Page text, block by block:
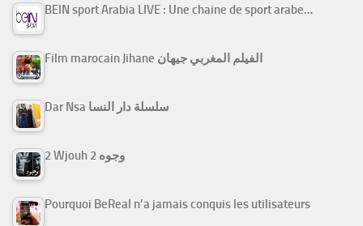
BEIN sport Arabia LIVE : Une chaine de sport arabe…
Film marocain Jihane الفيلم المغربي جيهان
Dar Nsa سلسلة دار النسا
2 Wjouh 2 وجوه
Pourquoi BeReal n’a jamais conquis les utilisateurs